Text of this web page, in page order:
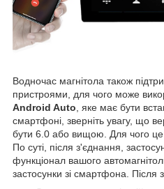
Водночас магнітола також
пристроями, для чого може
Android Auto, яке має бути
смартфоні, зверніть увагу, що
бути 6.0 або вищою. Для чого
По суті, після з'єднання,
функціонал вашого
застосунки зі смартфона. Після